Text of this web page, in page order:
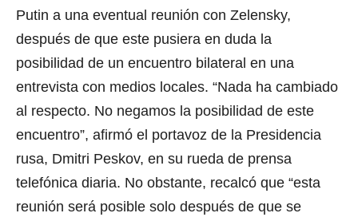
Putin a una eventual reunión con Zelensky,
después de que este pusiera en duda la
posibilidad de un encuentro bilateral en una
entrevista con medios locales. “Nada ha cambiado
al respecto. No negamos la posibilidad de este
encuentro”, afirmó el portavoz de la Presidencia
rusa, Dmitri Peskov, en su rueda de prensa
telefónica diaria. No obstante, recalcó que “esta
reunión será posible solo después de que se